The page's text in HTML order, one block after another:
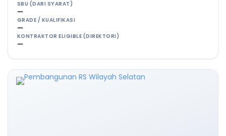
SBU (DARI SYARAT)
—
GRADE / KUALIFIKASI
—
KONTRAKTOR ELIGIBLE (DIREKTORI)
—